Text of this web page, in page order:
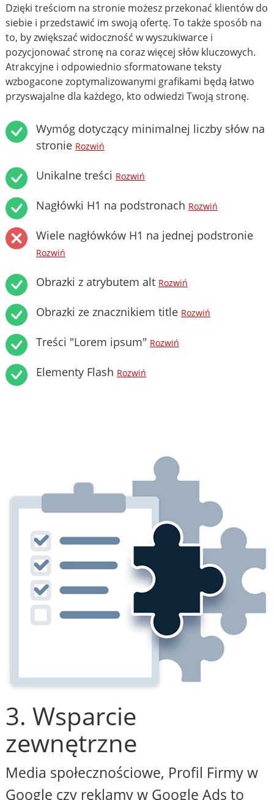
Dzięki treściom na stronie możesz przekonać klientów do
siebie i przedstawić im swoją ofertę. To także sposób na
to, by zwiększać widoczność w wyszukiwarce i
pozycjonować stronę na coraz więcej słów kluczowych.
Atrakcyjne i odpowiednio sformatowane teksty
wzbogacone zoptymalizowanymi grafikami będą łatwo
przyswajalne dla każdego, kto odwiedzi Twoją stronę.
Wymóg dotyczący minimalnej liczby słów na
stronie Rozwiń
Unikalne treści Rozwiń
Nagłówki H1 na podstronach Rozwiń
Wiele nagłówków H1 na jednej podstronie
Rozwiń
Obrazki z atrybutem alt Rozwiń
Obrazki ze znacznikiem title Rozwiń
Treści "Lorem ipsum" Rozwiń
Elementy Flash Rozwiń
3. Wsparcie
zewnętrzne
Media społecznościowe, Profil Firmy w
Google czy reklamy w Google Ads to